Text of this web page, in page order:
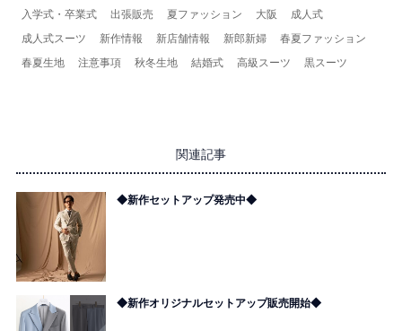
入学式・卒業式 出張販売 夏ファッション 大阪
成人式
成人式スーツ
新作情報 新店舗情報 新郎新婦
春夏ファッション
春夏生地
注意事項 秋冬生地 結婚式 高級スーツ 黒スーツ
関連記事
◆新作セットアップ発売中◆
◆新作オリジナルセットアップ販売開始◆